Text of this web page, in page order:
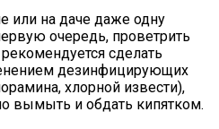
или на даче даже одну
очередь, проветрить
сделать
дезинфицирующих
хлорной извести),
вымыть и обдать кипятком.